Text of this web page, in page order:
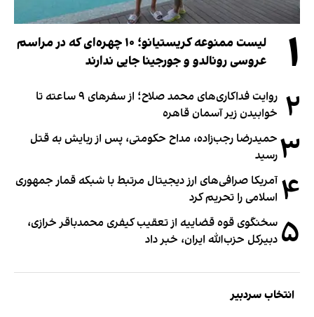
۱
لیست ممنوعه کریستیانو؛ ۱۰ چهره‌ای که در مراسم
عروسی رونالدو و جورجینا جایی ندارند
۲
روایت فداکاری‌های محمد صلاح؛ از سفرهای ۹ ساعته تا
خوابیدن زیر آسمان قاهره
۳ حمیدرضا رجب‌زاده، مداح حکومتی، پس از ربایش به قتل
رسید
۴ آمریکا صرافی‌های ارز دیجیتال مرتبط با شبکه قمار جمهوری
اسلامی را تحریم کرد
۵ سخنگوی قوه قضاییه از تعقیب کیفری محمدباقر خرازی،
دبیر‌کل حزب‌الله ایران، خبر داد
انتخاب سردبیر